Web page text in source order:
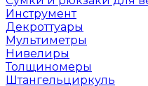
Инструмент
Декроттуары
Мультиметры
Нивелиры
Толщиномеры
Штангельциркуль